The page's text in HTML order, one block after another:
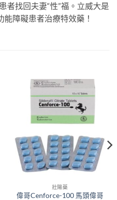
者找回夫妻“性”福。立威大是
障礙患者治療特效藥！
壯陽藥
偉哥Cenforce-100 馬頭偉哥